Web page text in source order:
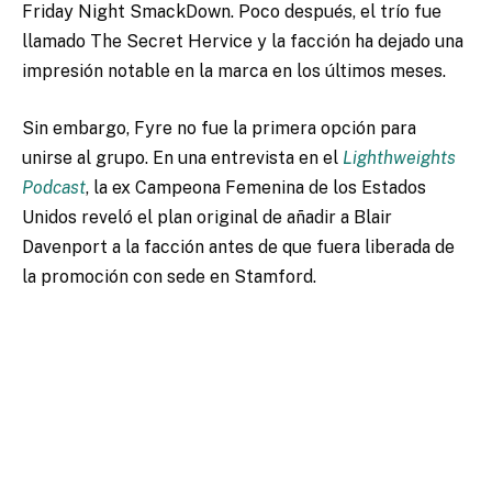
Friday Night SmackDown. Poco después, el trío fue
llamado The Secret Hervice y la facción ha dejado una
impresión notable en la marca en los últimos meses.
Sin embargo, Fyre no fue la primera opción para
unirse al grupo. En una entrevista en el Lighthweights
Podcast, la ex Campeona Femenina de los Estados
Unidos reveló el plan original de añadir a Blair
Davenport a la facción antes de que fuera liberada de
la promoción con sede en Stamford.